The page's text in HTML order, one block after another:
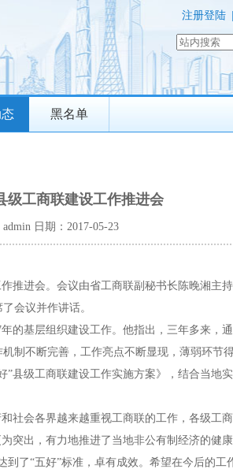
注册登陆
黑名单
级工商联建设工作推进会
日期：2017-05-23
推进会。会议由省工商联副秘书长陈晚湘主
会议并作讲话。
的基层组织建设工作。他指出，三年多来，
制不断完善，工作亮点不断显现，薄弱环节
县级工商联建设工作实施方案》，结合当地
社会各界越来越重视工商联的工作，各级工
突出，有力地推进了当地非公有制经济的健
了“五好”标准，卓有成效。希望在今后的工